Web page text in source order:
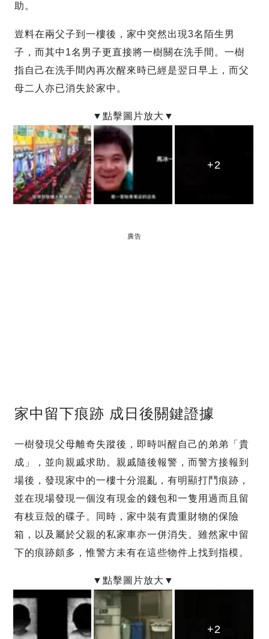
助。
豈料在兩父子到一樓後，家中突然出現3名陌生男
子，而其中1名男子更直接將一樹關在洗手間。一樹
指自己在洗手間內再次醒來時已經是翌日早上，而父
母二人亦已消失於家中。
+2
+2
+2
廣告
家中留下痕跡 成日後關鍵證據
一樹發現父母離奇失蹤後，即時叫醒自己的弟弟「貴
成」，並向親戚求助。親戚隨後報警，而警方接報到
場後，發現家中的一樓十分混亂，有明顯打鬥痕跡，
並在現場發現一個沒有現金的錢包和一隻用過而且留
有枝豆殼的碟子。同時，家中裝有貴重財物的保險
箱，以及屬於父親的私家車亦一併消失。雖然家中留
下的痕跡頗多，惟警方未有在這些物件上找到指模。
+2
+2
+2